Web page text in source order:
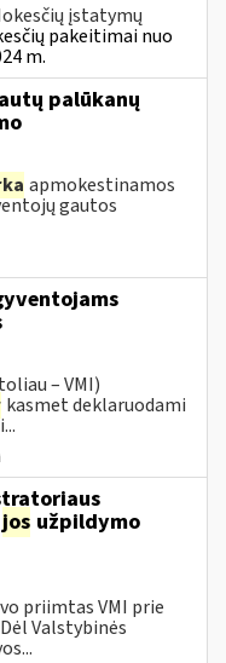
įstatymų
pakeitimai nuo
m.
palūkanų
apmokestinamos
gautos
– VMI)
kasmet deklaruodami
jos užpildymo
priimtas VMI prie
Valstybinės